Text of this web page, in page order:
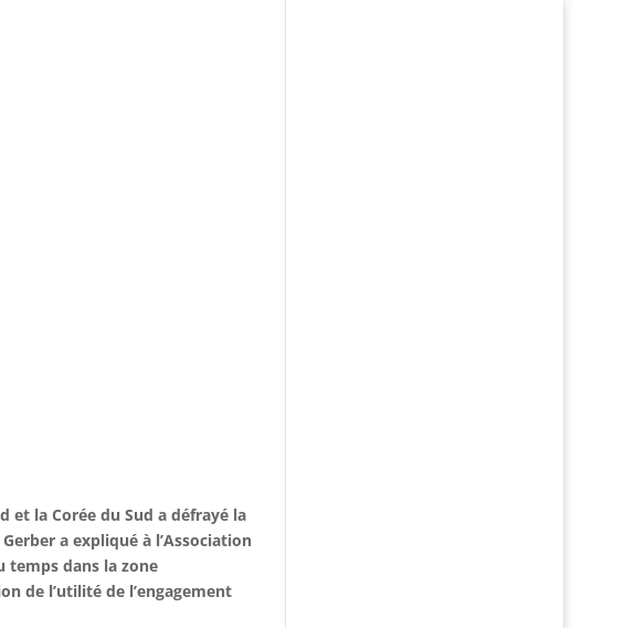
et la Corée du Sud a défrayé la
a expliqué à l’Association
temps dans la zone
de l’utilité de l’engagement